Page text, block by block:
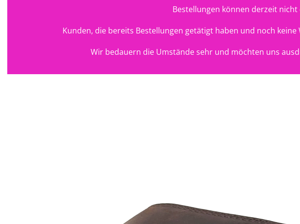
Bestellungen können derzeit
Kunden, die bereits Bestellungen getätigt haben und noch
Wir bedauern die Umstände sehr und möchten uns